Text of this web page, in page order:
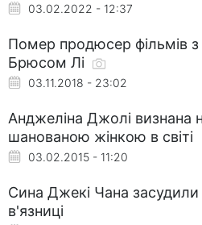
03.02.2022 - 12:37
Помер продюсер фільмів
Брюсом Лі
03.11.2018 - 23:02
Анджеліна Джолі визнана
шанованою жінкою в світі
03.02.2015 - 11:20
Сина Джекі Чана засудили
в'язниці